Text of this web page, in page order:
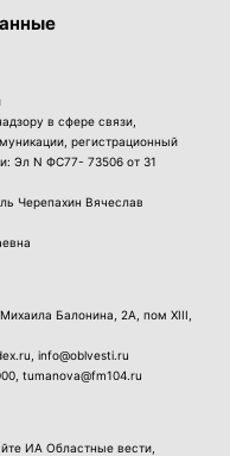
в сфере связи,
регистрационный
Эл N ФС77- 73506 от 31
Черепахин Вячеслав
Балонина, 2А, пом XIII,
info@oblvesti.ru
, tumanova@fm104.ru
ИА Областные вести,